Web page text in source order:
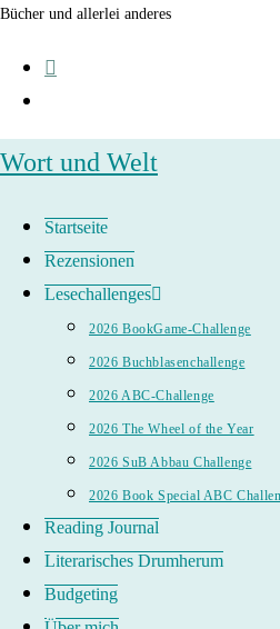
Zum
springen
Bücher und allerlei anderes
Wort und Welt
Startseite
Rezensionen
Lesechallenges
2026 BookGame-Challenge
2026 Buchblasenchallenge
2026 ABC-Challenge
2026 The Wheel of the Year
2026 SuB Abbau Challenge
2026 Book Special ABC
Reading Journal
Literarisches Drumherum
Budgeting